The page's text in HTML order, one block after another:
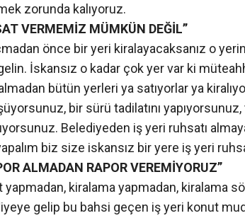
zorunda kalıyoruz.
VERMEMİZ MÜMKÜN DEĞİL”
önce bir yeri kiralayacaksanız o
İskansız o kadar çok yer var ki
bütün yerleri ya satıyorlar ya
bir sürü tadilatını
Belediyeden iş yeri ruhsatı
biz size iskansız bir yere iş yeri
ALMADAN RAPOR VEREMİYORUZ”
kiralama yapmadan, kiralama
gelip bu bahsi geçen iş yeri konut